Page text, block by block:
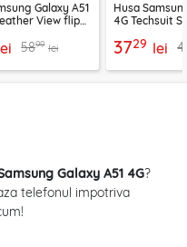
Galaxy A51
View flip
5899 lei
Husa
4G Techsuit
transparenta
3729 lei
Galaxy A51 4G?
telefonul impotriva